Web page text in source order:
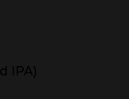
IPA)